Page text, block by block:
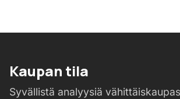
Kaupan tila
Syvällistä analyysiä